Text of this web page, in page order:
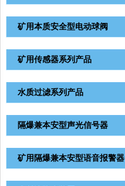
矿用本质安全型电动球阀
矿用传感器系列产品
水质过滤系列产品
隔爆兼本安型声光信号器
矿用隔爆兼本安型语音报警器